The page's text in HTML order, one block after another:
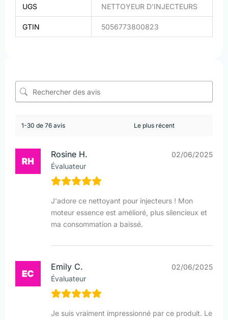
UGS NETTOYEUR D'INJECTEURS
GTIN 5056773800823
1-30 de 76 avis
Rosine H.
Évaluateur
02/06/2025
J'adore ce nettoyant pour injecteurs ! Mon
moteur essence est amélioré, plus silencieux et
ma consommation a baissé.
Emily C.
Évaluateur
02/06/2025
Je suis vraiment impressionné par ce produit. Le